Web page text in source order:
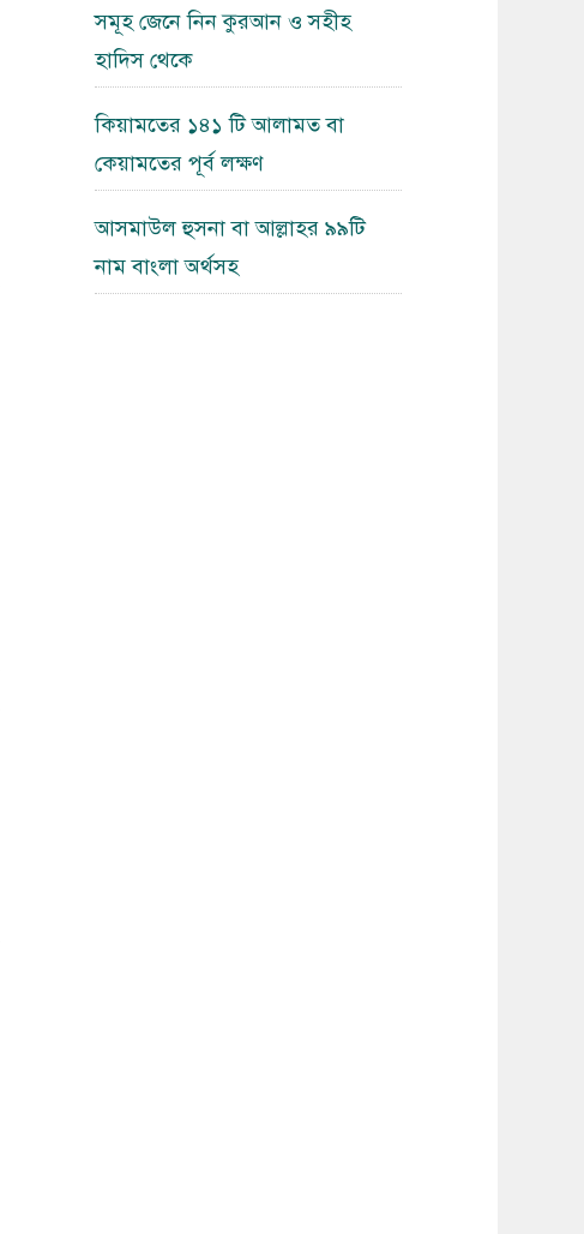
সমূহ জেনে নিন কুরআন ও সহীহ
হাদিস থেকে
কিয়ামতের ১৪১ টি আলামত বা
কেয়ামতের পূর্ব লক্ষণ
আসমাউল হুসনা বা আল্লাহর ৯৯টি
নাম বাংলা অর্থসহ